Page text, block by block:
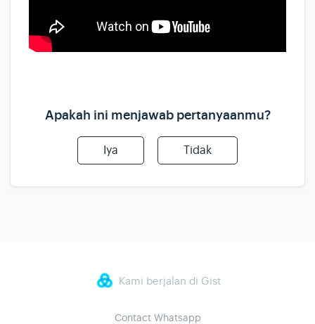
Apakah ini menjawab pertanyaanmu?
Iya Tidak
Kami berjalan di Gist
Contact Whatsapp